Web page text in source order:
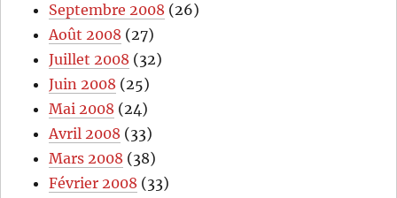
Septembre 2008 (26)
Août 2008 (27)
Juillet 2008 (32)
Juin 2008 (25)
Mai 2008 (24)
Avril 2008 (33)
Mars 2008 (38)
Février 2008 (33)